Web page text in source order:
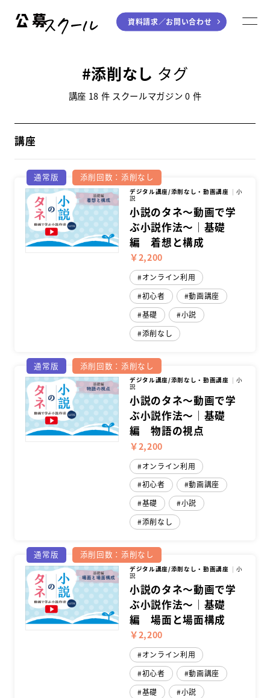
ジャンルから探す
童話
ライティング
川柳・短歌・俳句
学び方から探す
デジタル講座
入門・実践講座
受講の流れ
ニュース
資料請求／お問い合わせ
資料請求／お問い合わせ
オンライン課題提出
添削なし タグ
講座 18 件 スクールマガジン 0 件
講座
通常版 添削回数：添削なし
デジタル講座/添削なし・動画講座 小
説
小説のタネ～動画で学
ぶ小説作法～｜基礎
編 着想と構成
￥2,200
オンライン利用
初心者
動画講座
基礎
小説
添削なし
通常版 添削回数：添削なし
デジタル講座/添削なし・動画講座 小
説
小説のタネ～動画で学
ぶ小説作法～｜基礎
編 物語の視点
￥2,200
オンライン利用
初心者
動画講座
基礎
小説
添削なし
通常版 添削回数：添削なし
デジタル講座/添削なし・動画講座 小
説
小説のタネ～動画で学
ぶ小説作法～｜基礎
編 場面と場面構成
￥2,200
オンライン利用
初心者
動画講座
基礎
小説